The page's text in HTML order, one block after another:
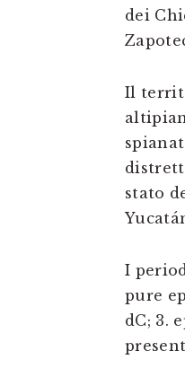
dei
Il
stato
I
pure
dC; 3.